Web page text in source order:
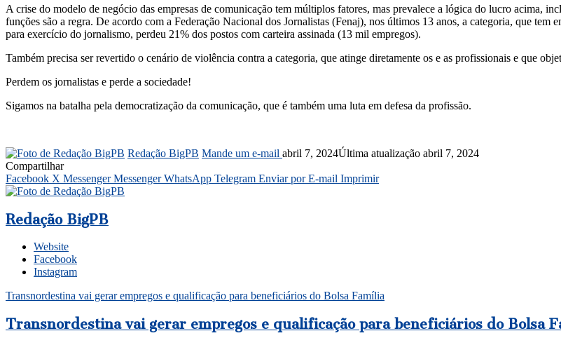
A crise do modelo de negócio das empresas de comunicação tem múltiplos fatores, mas prevalece a lógica do lucro acima,
funções são a regra. De acordo com a Federação Nacional dos Jornalistas (Fenaj), nos últimos 13 anos, a categoria, que tem
para exercício do jornalismo, perdeu 21% dos postos com carteira assinada (13 mil empregos).
Também precisa ser revertido o cenário de violência contra a categoria, que atinge diretamente os e as profissionais e que
Perdem os jornalistas e perde a sociedade!
Sigamos na batalha pela democratização da comunicação, que é também uma luta em defesa da profissão.
Redação BigPB Mande um e-mail abril 7, 2024Última atualização abril 7, 2024
Compartilhar
Facebook X Messenger Messenger WhatsApp Telegram Enviar por E-mail Imprimir
Redação BigPB
Website
Facebook
Instagram
Transnordestina vai gerar empregos e qualificação para beneficiários do Bolsa Família
Transnordestina vai gerar empregos e qualificação para beneficiários do Bolsa